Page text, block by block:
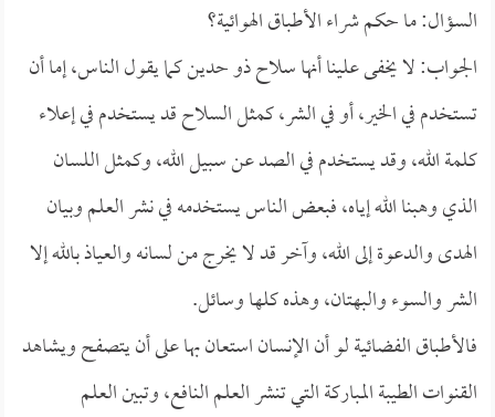
السؤال: ما حكم شراء الأطباق الهوائية؟
الجواب: لا يخفى علينا أنها سلاح ذو حدين كما يقول الناس، إما أن
تستخدم في الخير، أو في الشر، كمثل السلاح قد يستخدم في إعلاء
كلمة الله، وقد يستخدم في الصد عن سبيل الله، وكمثل اللسان
الذي وهبنا الله إياه، فبعض الناس يستخدمه في نشر العلم وبيان
الهدى والدعوة إلى الله، وآخر قد لا يخرج من لسانه والعياذ بالله إلا
الشر والسوء والبهتان، وهذه كلها وسائل.
فالأطباق الفضائية لو أن الإنسان استعان بها على أن يتصفح ويشاهد
القنوات الطيبة المباركة التي تنشر العلم النافع، وتبين العلم